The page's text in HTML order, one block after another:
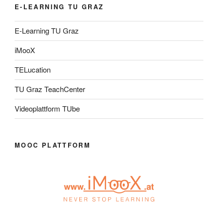
E-LEARNING TU GRAZ
E-Learning TU Graz
iMooX
TELucation
TU Graz TeachCenter
Videoplattform TUbe
MOOC PLATTFORM